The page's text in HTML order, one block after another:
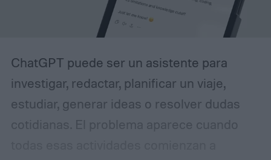
ChatGPT puede ser un asistente para
investigar, redactar, planificar un viaje,
estudiar, generar ideas o resolver dudas
cotidianas. El problema aparece cuando